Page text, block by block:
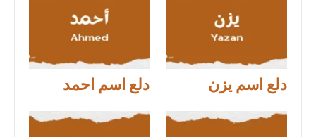
دلع اسم يزن دلع اسم احمد